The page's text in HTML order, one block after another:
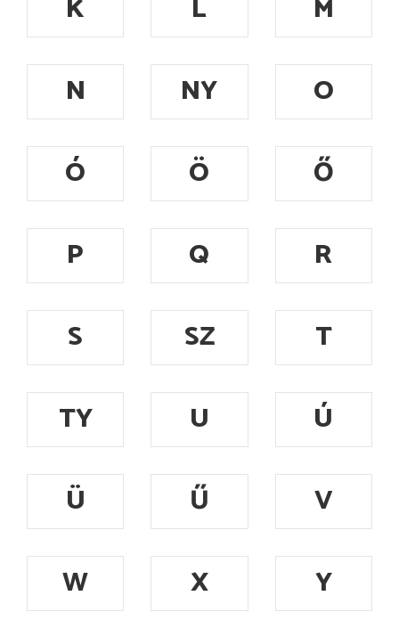
K L
M
N
NY
O
Ó
Ö
Ő
P
Q
R
S
SZ
T
TY
U
Ú
Ü
Ű
V
W
X
Y